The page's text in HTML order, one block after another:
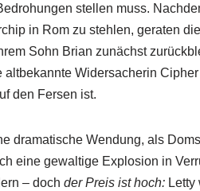
stellen muss.
in Rom zu stehlen, geraten
Sohn Brian zunächst
Widersacherin
den Fersen ist.
dramatische Wendung, als
eine gewaltige Explosion in
– doch der Preis ist hoch: